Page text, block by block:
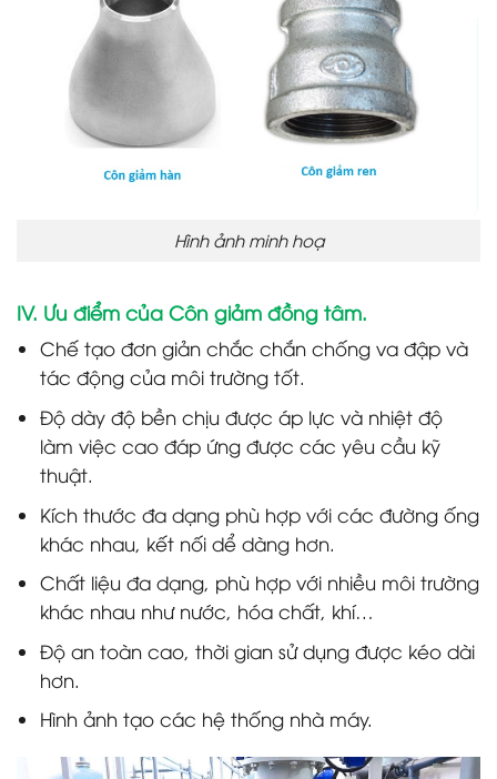
Hình ảnh minh hoạ
IV. Ưu điểm của Côn giảm đồng tâm.
Chế tạo đơn giản chắc chắn chống va đập và
tác động của môi trường tốt.
Độ dày độ bền chịu được áp lực và nhiệt độ
làm việc cao đáp ứng được các yêu cầu kỹ
thuật.
Kích thước đa dạng phù hợp với các đường ống
khác nhau, kết nối dể dàng hơn.
Chất liệu đa dạng, phù hợp với nhiều môi trường
khác nhau như nước, hóa chất, khí…
Độ an toàn cao, thời gian sử dụng được kéo dài
hơn.
Hình ảnh tạo các hệ thống nhà máy.